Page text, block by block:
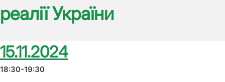
реалії України
15.11.2024
18:30-19:30